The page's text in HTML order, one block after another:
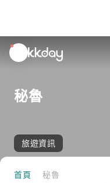
unread
notifications
秘魯
旅遊資訊
首頁 秘魯